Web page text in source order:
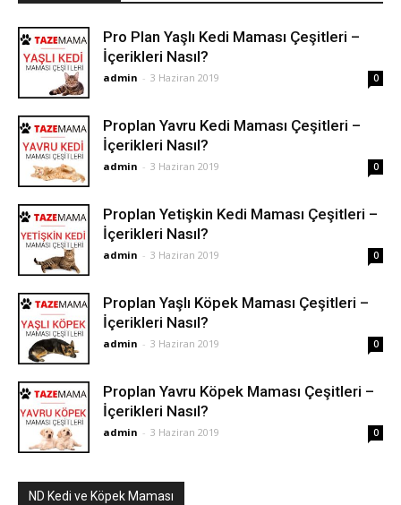
Pro Plan Yaşlı Kedi Maması Çeşitleri –
İçerikleri Nasıl?
admin - 3 Haziran 2019 0
Proplan Yavru Kedi Maması Çeşitleri –
İçerikleri Nasıl?
admin - 3 Haziran 2019 0
Proplan Yetişkin Kedi Maması Çeşitleri –
İçerikleri Nasıl?
admin - 3 Haziran 2019 0
Proplan Yaşlı Köpek Maması Çeşitleri –
İçerikleri Nasıl?
admin - 3 Haziran 2019 0
Proplan Yavru Köpek Maması Çeşitleri –
İçerikleri Nasıl?
admin - 3 Haziran 2019 0
ND Kedi ve Köpek Maması